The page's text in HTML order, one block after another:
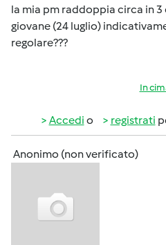
la mia pm raddoppia circa in
giovane (24 luglio)
regolare???
In
Accedi o registrati
Anonimo (non verificato)